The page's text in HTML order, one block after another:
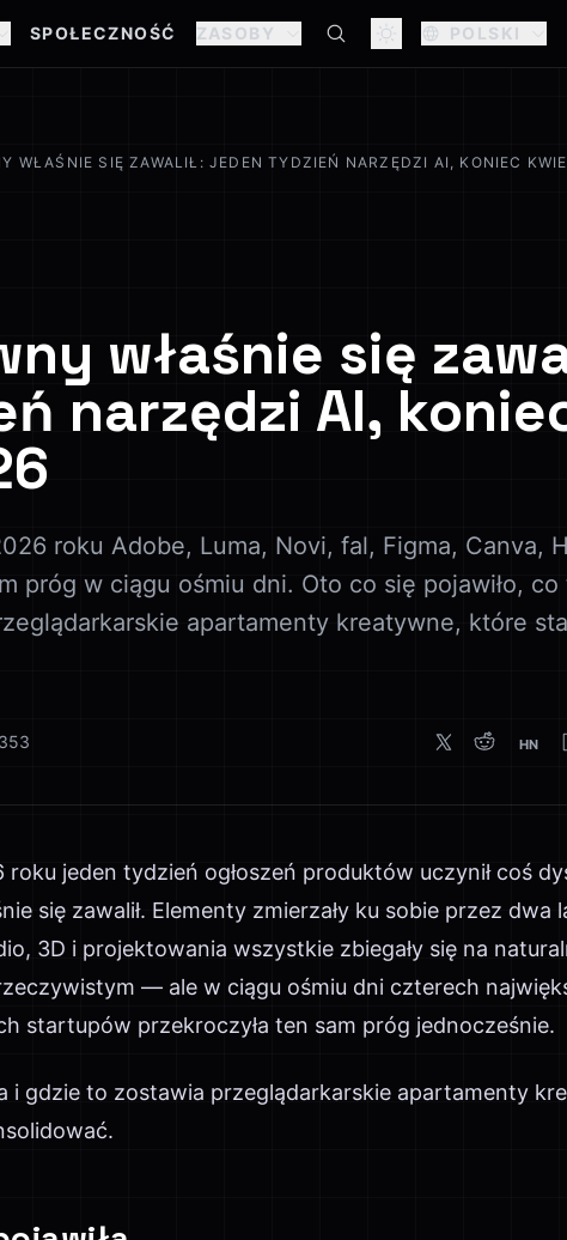
SPOŁECZNOŚĆ ZASOBY POLSKI
WŁAŚNIE SIĘ ZAWALIŁ: JEDEN TYDZIEŃ NARZĘDZI AI, KONIEC
właśnie się
narzędzi AI,
roku Adobe, Luma, Novi, fal, Figma, Canva,
próg w ciągu ośmiu dni. Oto co się pojawiło, co
apartamenty kreatywne, które
353 HN
jeden tydzień ogłoszeń produktów uczynił coś
się zawalił. Elementy zmierzały ku sobie przez dwa
3D i projektowania wszystkie zbiegały się na
— ale w ciągu ośmiu dni czterech
startupów przekroczyła ten sam próg jednocześnie.
i gdzie to zostawia przeglądarkarskie apartamenty